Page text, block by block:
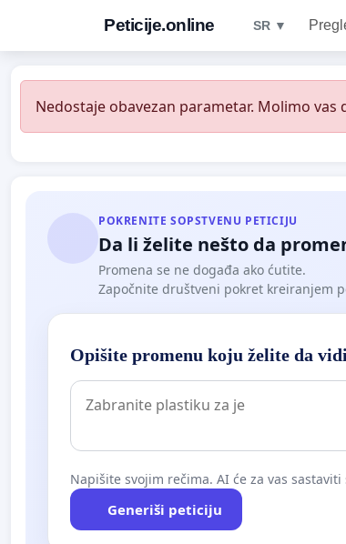
Peticije.online SR ▼
Nedostaje obavezan parametar. Molimo
POKRENITE SOPSTVENU PETICIJU
Da li želite nešto da
Promena se ne događa ako ćutite.
Započnite društveni pokret kreiranjem
Opišite promenu koju želite da
Napišite svojim rečima. AI će za vas
Generiši peticiju